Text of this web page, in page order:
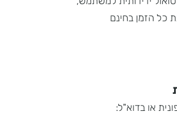
כל הזמן בחינם
או בדוא"ל: